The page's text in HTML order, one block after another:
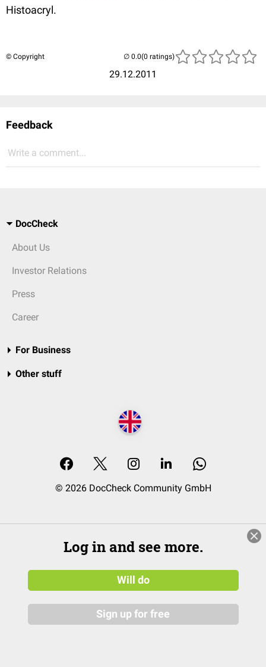
Histoacryl.
© Copyright
29.12.2011
(0 ratings)
Feedback
Write a comment...
DocCheck
About Us
Investor Relations
Press
Career
For Business
Other stuff
© 2026 DocCheck Community GmbH
Log in and see more.
Will do
Sign up for free